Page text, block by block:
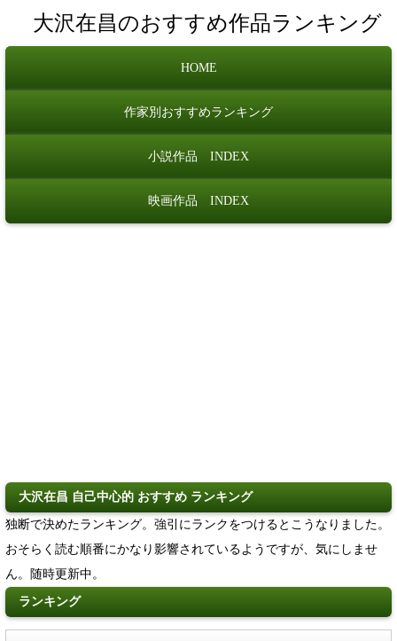
大沢在昌のおすすめ作品ランキング
HOME
作家別おすすめランキング
小説作品 INDEX
映画作品 INDEX
大沢在昌 自己中心的 おすすめ ランキング
独断で決めたランキング。強引にランクをつけるとこうなりました。
おそらく読む順番にかなり影響されているようですが、気にしませ
ん。随時更新中。
ランキング